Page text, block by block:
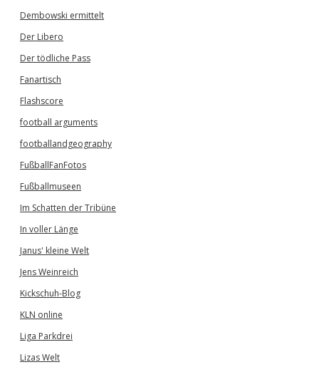
Dembowski ermittelt
Der Libero
Der tödliche Pass
Fanartisch
Flashscore
football arguments
footballandgeography
FußballFanFotos
Fußballmuseen
Im Schatten der Tribüne
In voller Länge
Janus' kleine Welt
Jens Weinreich
Kickschuh-Blog
KLN online
Liga Parkdrei
Lizas Welt